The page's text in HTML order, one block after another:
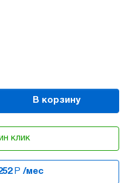
В корзину
клик
Р /мес